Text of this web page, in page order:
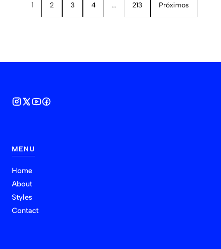
1 2 3 4 … 213 Próximos
MENU
Home
About
Styles
Contact